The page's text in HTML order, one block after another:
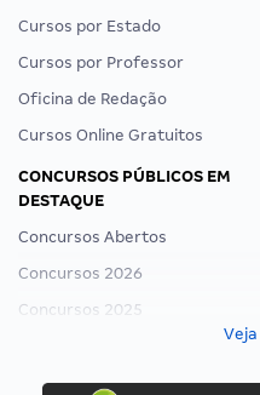
Cursos por Estado
Cursos por Professor
Oficina de Redação
Cursos Online Gratuitos
CONCURSOS PÚBLICOS EM
DESTAQUE
Concursos Abertos
Concursos 2026
Concursos 2025
Concurso Nacional Unificado
Concurso Ibama